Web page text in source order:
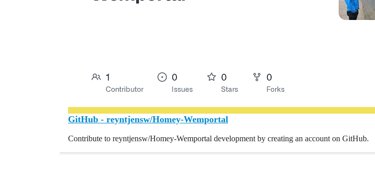
GitHub - reyntjensw/Homey-Wemportal
Contribute to reyntjensw/Homey-Wemportal development by creating an account on GitHub.